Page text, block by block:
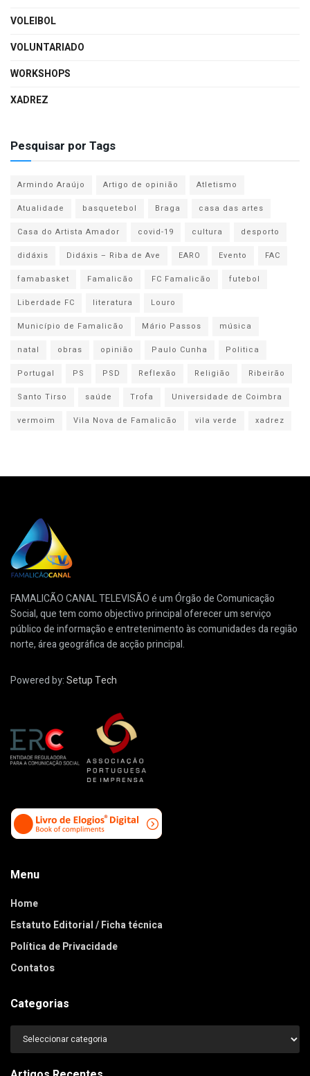
VOLEIBOL
VOLUNTARIADO
WORKSHOPS
XADREZ
Pesquisar por Tags
Armindo Araújo Artigo de opinião
Atletismo
Atualidade
basquetebol Braga
casa das artes
Casa do Artista Amador
covid-19 cultura
desporto
didáxis
Didáxis – Riba de Ave EARO Evento
FAC
famabasket
Famalicão FC Famalicão
futebol
Liberdade FC
literatura
Louro
Município de Famalicão
Mário Passos
música
natal
obras opinião Paulo Cunha
Politica
Portugal
PS PSD Reflexão Religião
Ribeirão
Santo Tirso
saúde Trofa
Universidade de Coimbra
vermoim
Vila Nova de Famalicão vila verde xadrez
FAMALICÃO CANAL TELEVISÃO é um Órgão de Comunicação
Social, que tem como objectivo principal oferecer um serviço
público de informação e entretenimento às comunidades da região
norte, área geográfica de acção principal.
Powered by:Setup Tech
Menu
Home
Estatuto Editorial / Ficha técnica
Política de Privacidade
Contatos
Categorias
Categorias